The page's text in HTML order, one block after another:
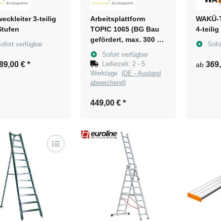
3-teilig
verfügbar
€ *
Arbeitsplattform
TOPIC 1065 (BG Bau
gefördert, max. 300 €
mit 50%)
Sofort verfügbar
Lieferzeit: 2 - 5
Werktage (DE - Ausland
abweichend)
449,00 € *
4-teilig
ab